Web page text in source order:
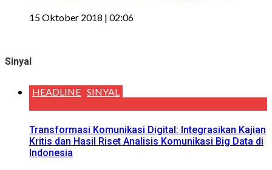
15 Oktober 2018 | 02:06
Sinyal
HEADLINE SINYAL
Transformasi Komunikasi Digital: Integrasikan Kajian
Kritis dan Hasil Riset Analisis Komunikasi Big Data di
Indonesia